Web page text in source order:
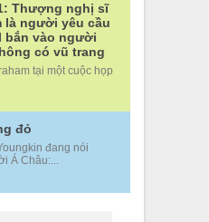
Thượng nghị sĩ
là người yêu cầu
bắn vào người
có vũ trang
tại một cuộc họp
đỏ
đang nói
Á Châu:...